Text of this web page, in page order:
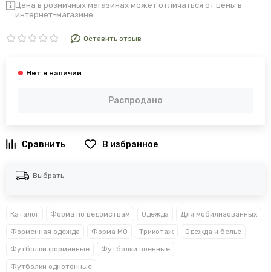
Цена в розничных магазинах может отличаться от цены в
интернет-магазине
Оставить отзыв
Распродано
В избранное
Выбрать
Каталог Форма по ведомствам Одежда Для мобилизованных
Форменная одежда Форма МО Трикотаж Одежда и белье
Футболки форменные Футболки военные
Футболки однотонные